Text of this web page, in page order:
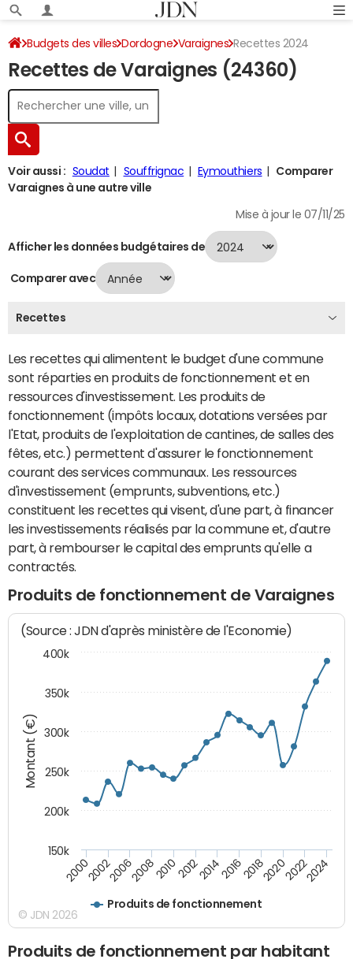
Budgets des villes Dordogne Varaignes Recettes 2024
Recettes de Varaignes (24360)
Voir aussi : Soudat Souffrignac Eymouthiers
Comparer
Varaignes à une autre ville
Mise à jour le 07/11/25
Afficher les données budgétaires de
Comparer avec
Recettes
Les recettes qui alimentent le budget d'une commune
sont réparties en produits de fonctionnement et en
ressources d'investissement. Les produits de
fonctionnement (impôts locaux, dotations versées par
l'Etat, produits de l'exploitation de cantines, de salles des
fêtes, etc.) permettent d'assurer le fonctionnement
courant des services communaux. Les ressources
d'investissement (emprunts, subventions, etc.)
constituent les recettes qui visent, d'une part, à financer
les investissements réalisés par la commune et, d'autre
part, à rembourser le capital des emprunts qu'elle a
contractés.
Produits de fonctionnement de Varaignes
Montant (€)
(Source : JDN d'après ministère de l'Economie)
Produits de fonctionnement
200020022006200820102012201420162018202020222024
150k
200k
250k
300k
350k
400k
© JDN 2026
Produits de fonctionnement par habitant